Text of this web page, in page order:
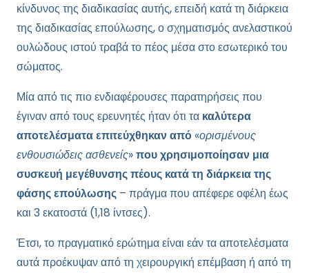
κίνδυνος της διαδικασίας αυτής, επειδή κατά τη διάρκεια
της διαδικασίας επούλωσης, ο σχηματισμός ανελαστικού
ουλώδους ιστού τραβά το πέος μέσα στο εσωτερικό του
σώματος.
Μία από τις πιο ενδιαφέρουσες παρατηρήσεις που
έγιναν από τους ερευνητές ήταν ότι τα καλύτερα
αποτελέσματα επιτεύχθηκαν από «ορισμένους
ενθουσιώδεις ασθενείς»που χρησιμοποίησαν μια
συσκευή μεγέθυνσης πέους κατά τη διάρκεια της
φάσης επούλωσης – πράγμα που απέφερε οφέλη έως
και 3 εκατοστά (1,18 ίντσες).
Έτσι, το πραγματικό ερώτημα είναι εάν τα αποτελέσματα
αυτά προέκυψαν από τη χειρουργική επέμβαση ή από τη